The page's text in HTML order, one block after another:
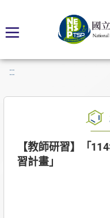
:::
【教師研習】「
習計畫」